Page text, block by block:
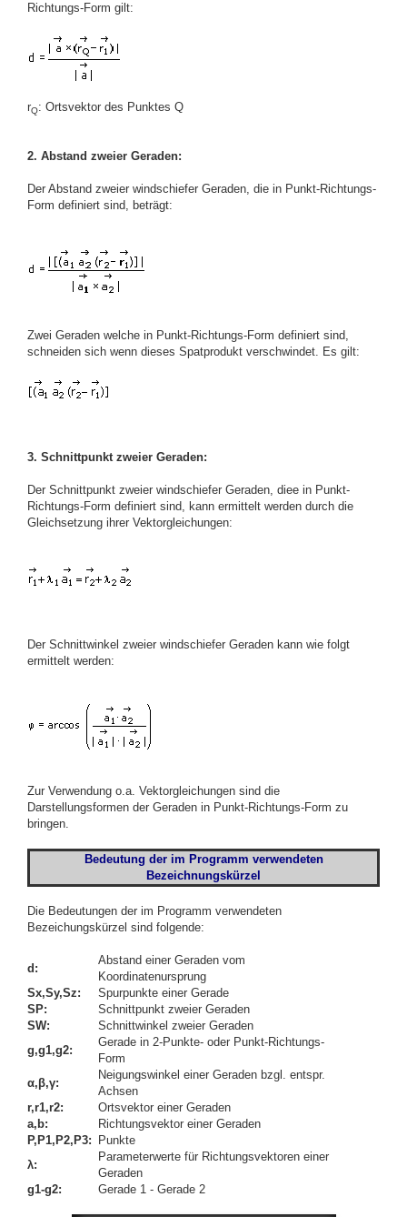
Richtungs-Form gilt:
rQ: Ortsvektor des Punktes Q
2. Abstand zweier Geraden:
Der Abstand zweier windschiefer Geraden, die in Punkt-Richtungs-
Form definiert sind, beträgt:
Zwei Geraden welche in Punkt-Richtungs-Form definiert sind,
schneiden sich wenn dieses Spatprodukt verschwindet. Es gilt:
3. Schnittpunkt zweier Geraden:
Der Schnittpunkt zweier windschiefer Geraden, diee in Punkt-
Richtungs-Form definiert sind, kann ermittelt werden durch die
Gleichsetzung ihrer Vektorgleichungen:
Der Schnittwinkel zweier windschiefer Geraden kann wie folgt
ermittelt werden:
Zur Verwendung o.a. Vektorgleichungen sind die
Darstellungsformen der Geraden in Punkt-Richtungs-Form zu
bringen.
Bedeutung der im Programm verwendeten
Bezeichnungskürzel
Die Bedeutungen der im Programm verwendeten
Bezeichungskürzel sind folgende:
d:
Abstand einer Geraden vom
Koordinatenursprung
Sx,Sy,Sz:
Spurpunkte einer Gerade
SP:
Schnittpunkt zweier Geraden
SW:
Schnittwinkel zweier Geraden
g,g1,g2:
Gerade in 2-Punkte- oder Punkt-Richtungs-
Form
α,β,γ:
Neigungswinkel einer Geraden bzgl. entspr.
Achsen
r,r1,r2:
Ortsvektor einer Geraden
a,b:
Richtungsvektor einer Geraden
P,P1,P2,P3:
Punkte
λ:
Parameterwerte für Richtungsvektoren einer
Geraden
g1-g2:
Gerade 1 - Gerade 2